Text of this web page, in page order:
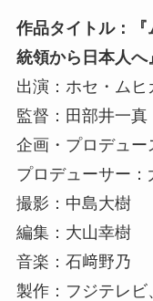
作品タイトル：
統領から日本人へ
出演：ホセ・ム
監督：田部井一真
企画・プロデュー
プロデューサー
撮影：中島大樹
編集：大山幸樹
音楽：石﨑野乃
製作：フジテレ